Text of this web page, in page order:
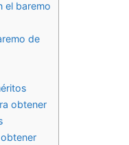
el baremo
de
obtener